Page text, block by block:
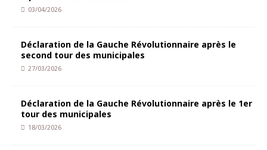
03/04/2026
Déclaration de la Gauche Révolutionnaire après le
second tour des municipales
27/03/2026
Déclaration de la Gauche Révolutionnaire après le 1er
tour des municipales
18/03/2026